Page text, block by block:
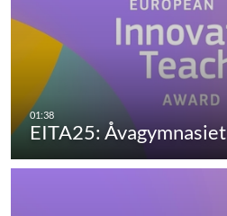
EITA25: Åvagymnasiet